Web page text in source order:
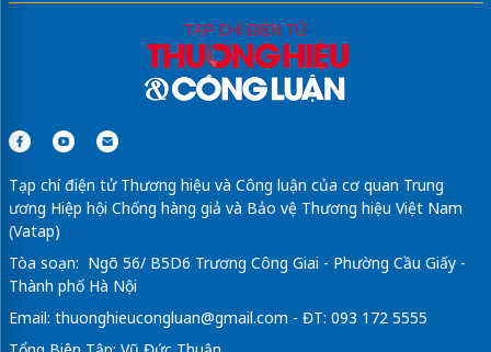
Tạp chí điện tử Thương hiệu và Công luận của cơ quan Trung
ương Hiệp hội Chống hàng giả và Bảo vệ Thương hiệu Việt Nam
(Vatap)
Tòa soạn: Ngõ 56/ B5D6 Trương Công Giai - Phường Cầu Giấy -
Thành phố Hà Nội
Email: thuonghieucongluan@gmail.com - ĐT: 093 172 5555